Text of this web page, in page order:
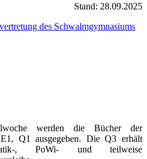
Stand: 28.09.2025
des Schwalmgymnasiums
werden die Bücher der
Q1 ausgegeben. Die Q3 erhält
, PoWi- und teilweise